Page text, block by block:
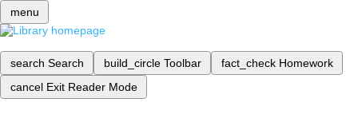
menu
search Search build_circle Toolbar fact_check Homework
cancel Exit Reader Mode